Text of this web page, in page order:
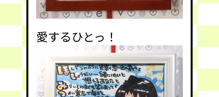
愛するひとっ！